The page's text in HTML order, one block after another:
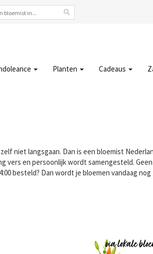
Planten Cadeaus
niet langsgaan. Dan is een bloemist
vers en persoonlijk wordt samengesteld. Geen
besteld? Dan wordt je bloemen vandaag nog